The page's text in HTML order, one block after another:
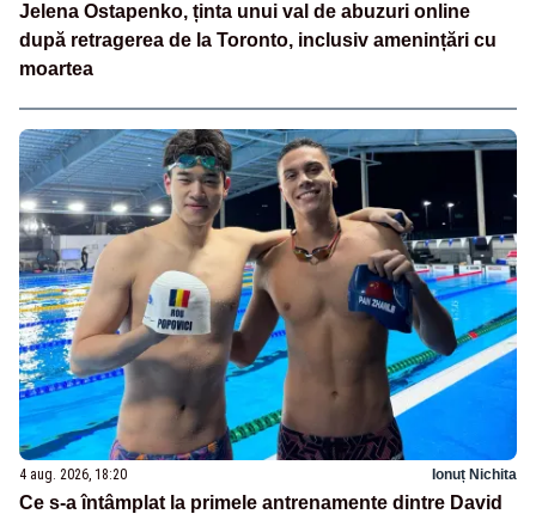
Jelena Ostapenko, ținta unui val de abuzuri online
după retragerea de la Toronto, inclusiv amenințări cu
moartea
4 aug. 2026, 18:20 Ionuț Nichita
Ce s-a întâmplat la primele antrenamente dintre David